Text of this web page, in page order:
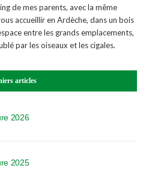
de mes parents, avec la même
accueillir en Ardèche, dans un bois
entre les grands emplacements,
par les oiseaux et les cigales.
articles
2026
2025